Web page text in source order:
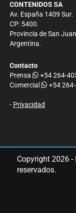
CONTENIDOS SA
Av. España 1409 Sur.
CP: 5400.
Provincia de San
Argentina.
Contacto
Prensa
+54 264-
Comercial
+54
- Privacidad
Copyright 2026 -
reservados.